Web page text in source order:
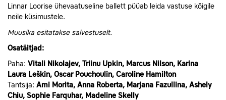
Linnar Loorise ühevaatuseline ballett püüab leida vastuse kõigile
neile küsimustele.
Muusika esitatakse salvestuselt.
Osatäitjad:
Paha: Vitali Nikolajev, Triinu Upkin, Marcus Nilson, Karina
Laura Leškin, Oscar Pouchoulin, Caroline Hamilton
Tantsija: Ami Morita, Anna Roberta, Marjana Fazullina, Ashely
Chiu, Sophie Farquhar, Madeline Skelly